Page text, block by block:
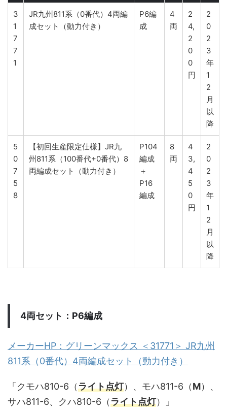
3
1
7
7
1
JR九州811系（0番代）4両編
成セット（動力付き）
P6編
成
4
両
2
4,
2
0
0
円
2
0
2
3
年
1
2
月
以
降
5
0
7
5
8
【初回生産限定仕様】JR九
州811系（100番代+0番代）8
両編成セット（動力付き）
P104
編成
＋
P16
編成
8
両
4
3,
4
5
0
円
2
0
2
3
年
1
2
月
以
降
4両セット：P6編成
メーカーHP：グリーンマックス ＜31771＞ JR九州
811系（0番代）4両編成セット（動力付き）
「クモハ810-6（ライト点灯）、モハ811-6（M）、
サハ811-6、クハ810-6（ライト点灯）」